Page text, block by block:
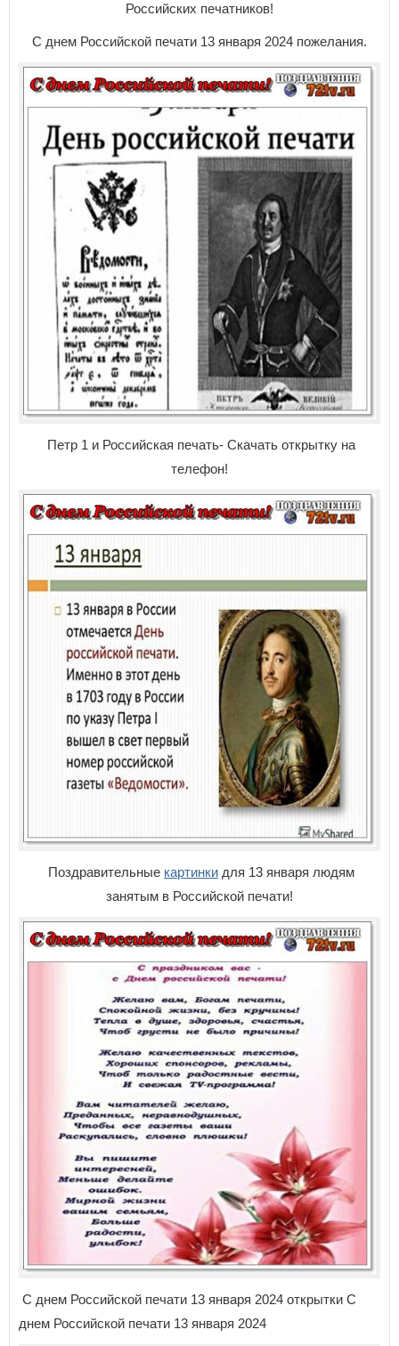
Российских печатников!
С днем Российской печати 13 января 2024 пожелания.
Петр 1 и Российская печать- Скачать открытку на
телефон!
Поздравительные картинки для 13 января людям
занятым в Российской печати!
С днем Российской печати 13 января 2024 открытки С
днем Российской печати 13 января 2024